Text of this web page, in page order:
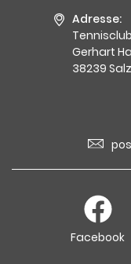
Adresse:
Gerhart
38239
Facebook